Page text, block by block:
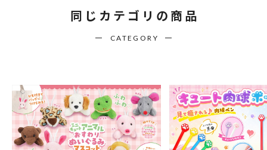
同じカテゴリの商品
CATEGORY